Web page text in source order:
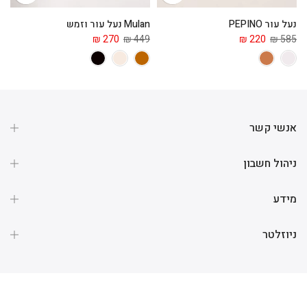
נעל עור PEPINO
585 ₪
220 ₪
Mulan נעל עור וזמש
449 ₪
270 ₪
אנשי קשר
ניהול חשבון
מידע
ניוזלטר